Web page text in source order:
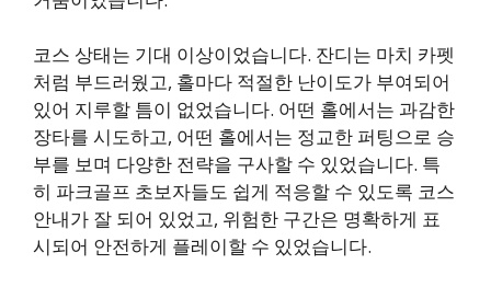
코스 상태는 기대 이상이었습니다. 잔디는 마치 카펫
처럼 부드러웠고, 홀마다 적절한 난이도가 부여되어
있어 지루할 틈이 없었습니다. 어떤 홀에서는 과감한
장타를 시도하고, 어떤 홀에서는 정교한 퍼팅으로 승
부를 보며 다양한 전략을 구사할 수 있었습니다. 특
히 파크골프 초보자들도 쉽게 적응할 수 있도록 코스
안내가 잘 되어 있었고, 위험한 구간은 명확하게 표
시되어 안전하게 플레이할 수 있었습니다.